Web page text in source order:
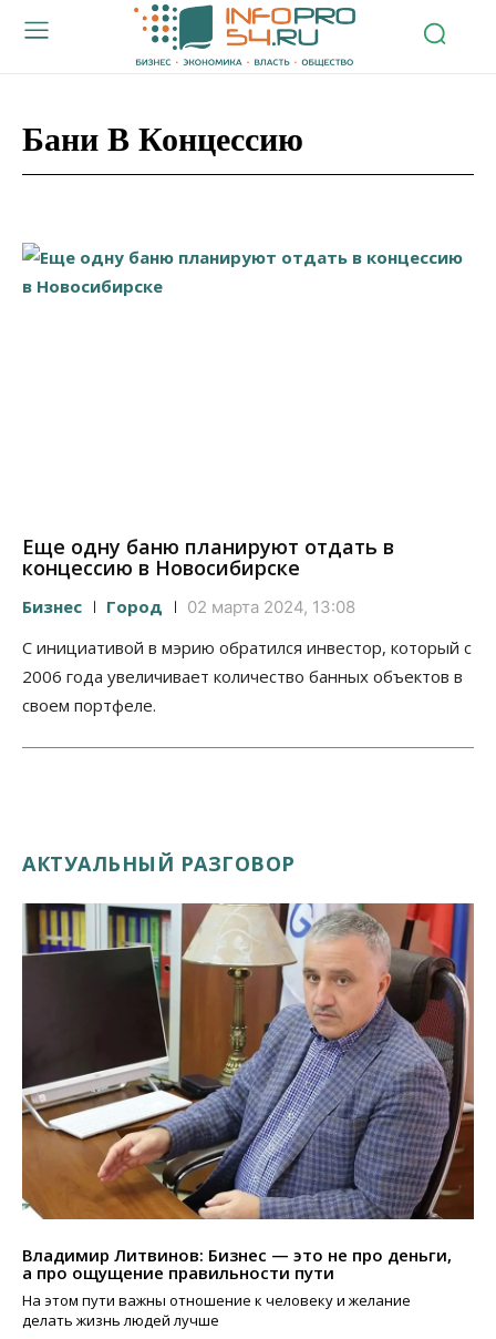
Бани В Концессию
Еще одну баню планируют отдать в
концессию в Новосибирске
Бизнес Город 02 марта 2024, 13:08
С инициативой в мэрию обратился инвестор, который с
2006 года увеличивает количество банных объектов в
своем портфеле.
АКТУАЛЬНЫЙ РАЗГОВОР
Владимир Литвинов: Бизнес — это не про деньги,
а про ощущение правильности пути
На этом пути важны отношение к человеку и желание
делать жизнь людей лучше